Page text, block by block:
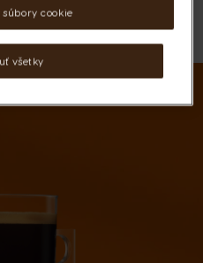
všetky
cookie